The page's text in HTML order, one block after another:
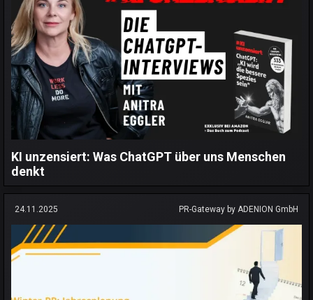
KI unzensiert: Was ChatGPT über uns Menschen
denkt
24.11.2025 PR-Gateway by ADENION GmbH